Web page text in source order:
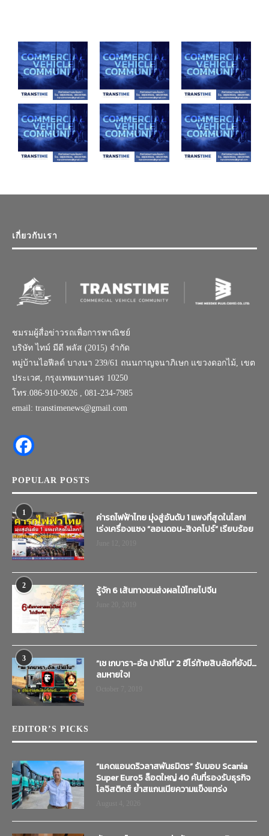
เกี่ยวกับเรา
ชมรมผู้สื่อข่าวรถเพื่อการพาณิชย์
บริษัท ไทม์ มีดี พลัส (2015) จำกัด
หมู่บ้านไอฟีลด์ บางนา 239/61 ถนนกาญจนาภิเษก แขวงดอกไม้, เขต
ประเวศ, กรุงเทพมหานคร 10250
โทร.086-910-9026 , 081-234-7985
email: transtimenews@gmail.com
POPULAR POSTS
1
ค่ารถไฟฟ้าไทย มุ่งสู่อันดับ 1 แพงที่สุดในโลก!
เร่งเครื่องแซง “ลอนดอน-สิงคโปร์” เรียบร้อย
2 รู้จัก 6 เส้นทางขนส่งผลไม้ไทยไปจีน
3
“เช เกบารา-อัล ปาชิโน” 2 ฮีโร่ท้ายสิบล้อที่ยังมี…
ลมหายใจ!
EDITOR’S PICKS
“แคดแอนดริวลาสพันธมิตร” รับมอบ Scania
Super Euro5 ล็อตใหญ่ 40 คันที่รองรับธุรกิจ
โลจิสติกส์ ย้ำสแกนเนียความแข็งแกร่ง